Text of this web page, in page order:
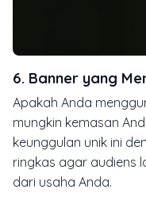
6. Banner yang
Apakah Anda
mungkin kemasan
keunggulan unik ini
ringkas agar audiens
dari usaha Anda.